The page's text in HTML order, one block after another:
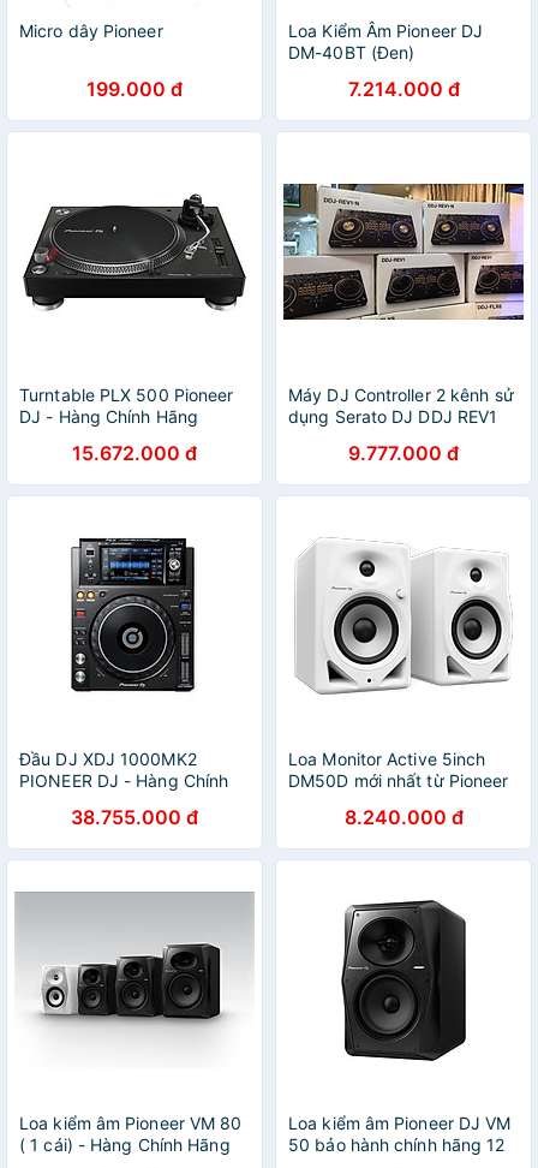
Micro dây Pioneer
199.000 đ
Loa Kiểm Âm Pioneer DJ
DM-40BT (Đen)
7.214.000 đ
Turntable PLX 500 Pioneer
DJ - Hàng Chính Hãng
15.672.000 đ
Máy DJ Controller 2 kênh sử
dụng Serato DJ DDJ REV1
- Hàng chính hãng
9.777.000 đ
Đầu DJ XDJ 1000MK2
PIONEER DJ - Hàng Chính
38.755.000 đ
Loa Monitor Active 5inch
DM50D mới nhất từ Pioneer
8.240.000 đ
Loa kiểm âm Pioneer VM 80
( 1 cái) - Hàng Chính Hãng
Loa kiểm âm Pioneer DJ VM
50 bảo hành chính hãng 12